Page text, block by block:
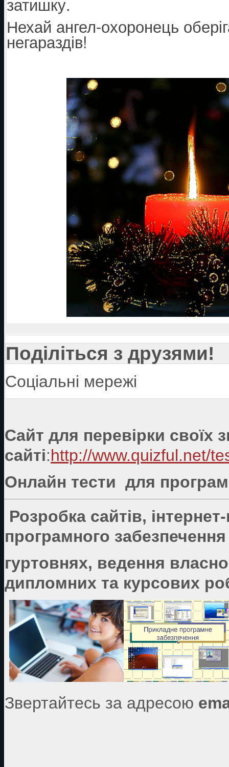
Нехай ангел-охоронець
негараздів!
Поділіться з друзями!
Соціальні мережі
Сайт для перевірки своїх
сайті:http://www.quizful.net/
Онлайн тести для
Розробка сайтів,
програмного
гуртовнях, ведення
дипломних та курсових
Звертайтесь за адресою